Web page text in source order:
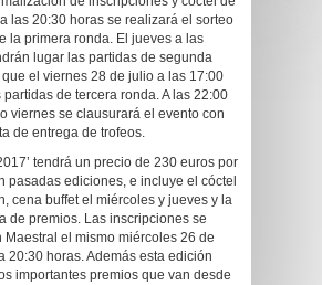
las 20:30 horas se realizará el sorteo
la primera ronda. El jueves a las
lugar las partidas de segunda
el viernes 28 de julio a las 17:00
partidas de tercera ronda. A las 22:00
viernes se clausurará el evento con
de entrega de trofeos.
tendrá un precio de 230 euros por
pasadas ediciones, e incluye el cóctel
cena buffet el miércoles y jueves y la
de premios. Las inscripciones se
Maestral el mismo miércoles 26 de
20:30 horas. Además esta edición
importantes premios que van desde